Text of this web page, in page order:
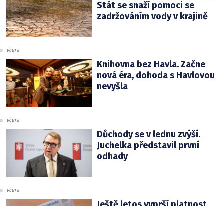
Stát se snaží pomoci se
zadržováním vody v krajině
včera
Knihovna bez Havla. Začne
nová éra, dohoda s Havlovou
nevyšla
včera
Důchody se v lednu zvýší.
Juchelka představil první
odhady
včera